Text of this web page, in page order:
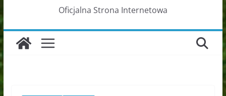
Oficjalna Strona Internetowa